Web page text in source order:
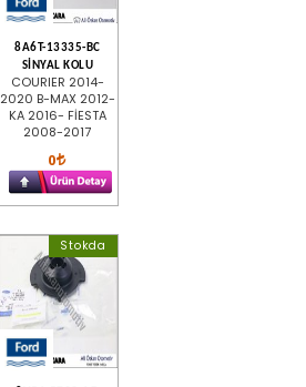
8A6T-13335-BC
SİNYAL KOLU
COURIER 2014-
2020 B-MAX 2012-
KA 2016- FİESTA
2008-2017
0
Stokda